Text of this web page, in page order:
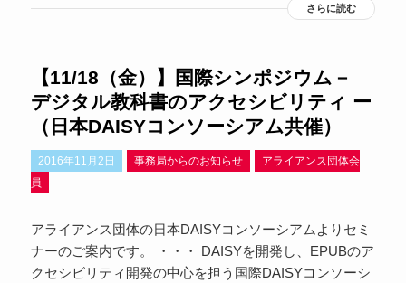
さらに読む
【11/18（金）】国際シンポジウム－
デジタル教科書のアクセシビリティ ー
（日本DAISYコンソーシアム共催）
2016年11月2日 事務局からのお知らせ
アライアンス団体会
員
アライアンス団体の日本DAISYコンソーシアムよりセミ
ナーのご案内です。 ・・・ DAISYを開発し、EPUBのア
クセシビリティ開発の中心を担う国際DAISYコンソーシ